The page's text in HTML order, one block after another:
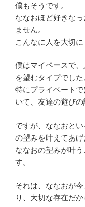
僕もそうです。
ななおほど好きな
ません。
こんなに人を大切
僕はマイペースで、
を望むタイプでした
特にプライベート
いて、 友達の遊びの
ですが、ななおとい
の望みを叶えてあげ
ななおの望みが叶
す。
それは、ななおが
り、 大切な存在だか